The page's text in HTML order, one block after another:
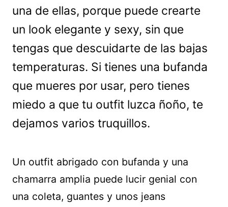
una de ellas, porque puede crearte
un look elegante y sexy, sin que
tengas que descuidarte de las bajas
temperaturas. Si tienes una bufanda
que mueres por usar, pero tienes
miedo a que tu outfit luzca ñoño, te
dejamos varios truquillos.
Un outfit abrigado con bufanda y una
chamarra amplia puede lucir genial con
una coleta, guantes y unos jeans